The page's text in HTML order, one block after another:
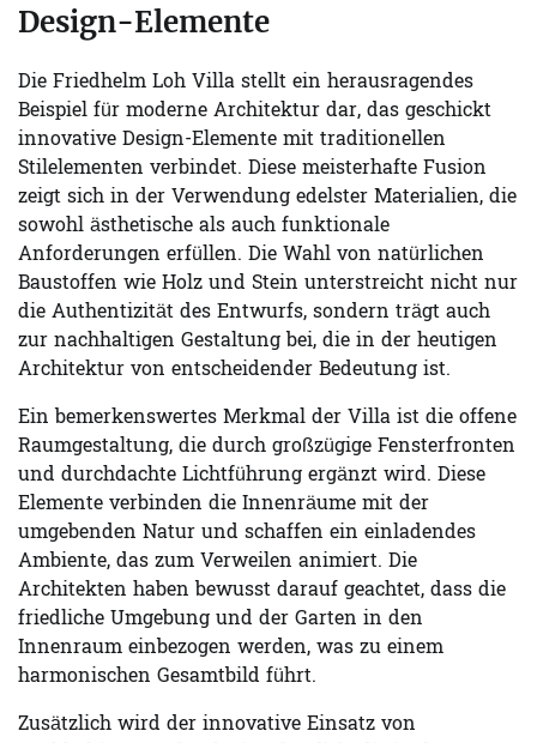
Design-Elemente
Die Friedhelm Loh Villa stellt ein herausragendes
Beispiel für moderne Architektur dar, das geschickt
innovative Design-Elemente mit traditionellen
Stilelementen verbindet. Diese meisterhafte Fusion
zeigt sich in der Verwendung edelster Materialien, die
sowohl ästhetische als auch funktionale
Anforderungen erfüllen. Die Wahl von natürlichen
Baustoffen wie Holz und Stein unterstreicht nicht nur
die Authentizität des Entwurfs, sondern trägt auch
zur nachhaltigen Gestaltung bei, die in der heutigen
Architektur von entscheidender Bedeutung ist.
Ein bemerkenswertes Merkmal der Villa ist die offene
Raumgestaltung, die durch großzügige Fensterfronten
und durchdachte Lichtführung ergänzt wird. Diese
Elemente verbinden die Innenräume mit der
umgebenden Natur und schaffen ein einladendes
Ambiente, das zum Verweilen animiert. Die
Architekten haben bewusst darauf geachtet, dass die
friedliche Umgebung und der Garten in den
Innenraum einbezogen werden, was zu einem
harmonischen Gesamtbild führt.
Zusätzlich wird der innovative Einsatz von